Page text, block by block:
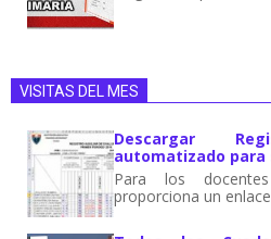
VISITAS DEL MES
Descargar
automatizado para
Para los
proporciona un